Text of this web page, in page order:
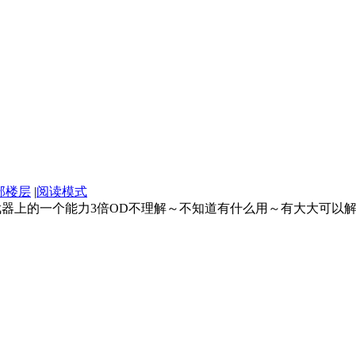
楼层 |阅读模式
上的一个能力3倍OD不理解～不知道有什么用～有大大可以